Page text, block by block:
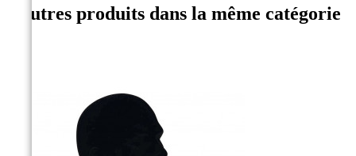
4 autres produits dans la même catégorie